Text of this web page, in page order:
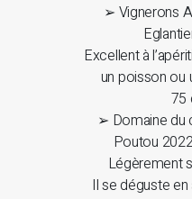
➢ Vignerons
Excellent à
un poisson ou
75
➢ Domaine du
Poutou
Légèrement
Il se déguste